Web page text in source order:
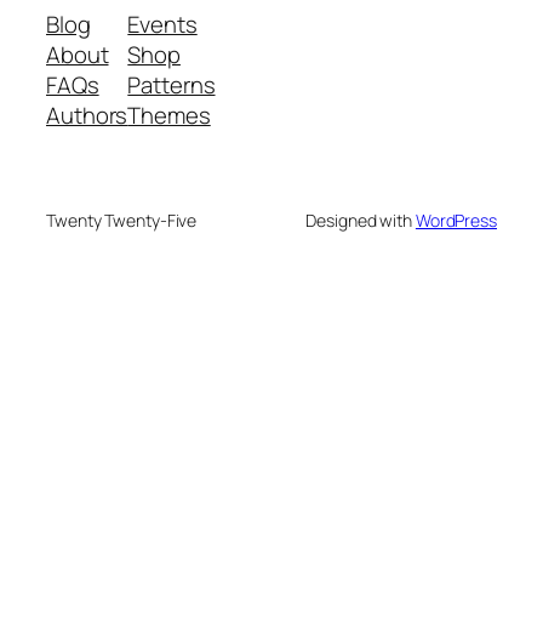
Blog
About
FAQs
Authors
Events
Shop
Patterns
Themes
Twenty Twenty-Five Designed withWordPress